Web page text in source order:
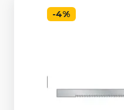
-4%